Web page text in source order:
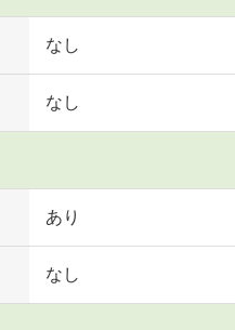
なし
なし
あり
なし